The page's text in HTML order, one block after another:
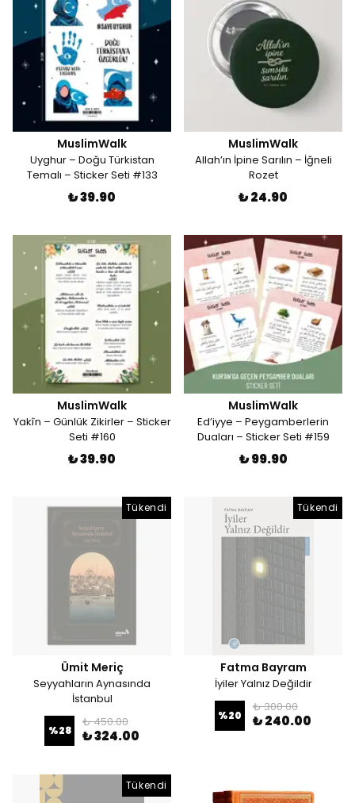
MuslimWalk
Uyghur – Doğu Türkistan
Temalı – Sticker Seti #133
₺ 39.90
MuslimWalk
Allah’ın İpine Sarılın – İğneli
Rozet
₺ 24.90
MuslimWalk
Yakîn – Günlük Zikirler – Sticker
Seti #160
₺ 39.90
MuslimWalk
Ed’iyye – Peygamberlerin
Duaları – Sticker Seti #159
₺ 99.90
Tükendi
Ümit Meriç
Seyyahların Aynasında
İstanbul
%28
₺ 450.00
₺ 324.00
Tükendi
Fatma Bayram
İyiler Yalnız Değildir
%20
₺ 300.00
₺ 240.00
Tükendi